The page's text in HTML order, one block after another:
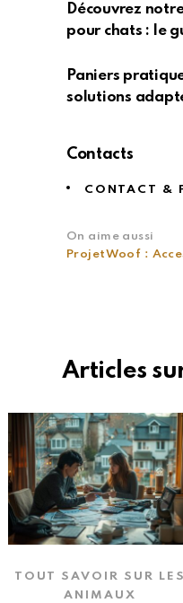
Découvrez
pour chats : le
Paniers
solutions
Contacts
CONTACT &
On aime aussi
ProjetWoof :
Articles
TOUT SAVOIR SUR LES
ANIMAUX